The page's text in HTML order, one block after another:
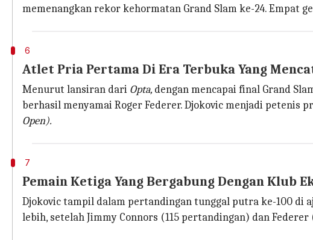
memenangkan rekor kehormatan Grand Slam ke-24. Empat
6
Atlet Pria Pertama Di Era Terbuka Yang
Menurut lansiran dari Opta, dengan mencapai final Grand
berhasil menyamai Roger Federer. Djokovic menjadi petenis
Open).
7
Pemain Ketiga Yang Bergabung Dengan Klub
Djokovic tampil dalam pertandingan tunggal putra ke-100 di
lebih, setelah Jimmy Connors (115 pertandingan) dan